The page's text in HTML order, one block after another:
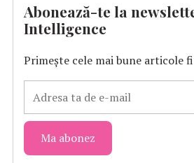
Abonează-te la
Intelligence
Primește cele mai bune articole